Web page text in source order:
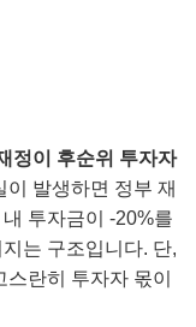
정이 후순위 투자자
이 발생하면 정부 재
투자금이 -20%를
는 구조입니다. 단,
란히 투자자 몫이